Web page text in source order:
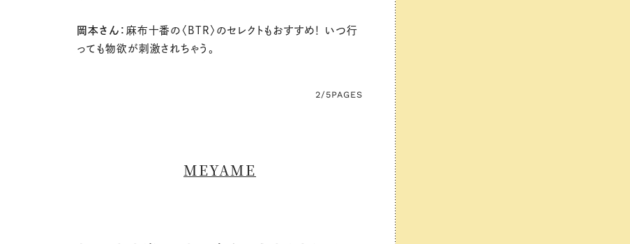
岡本さん： 麻布十番の〈BTR〉のセレクトもおすすめ！ いつ行
っても物欲が刺激されちゃう。
2/5PAGES
MEYAME